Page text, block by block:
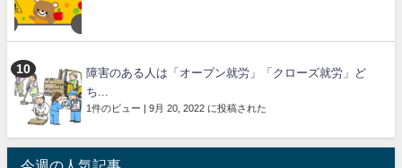
障害のある人は「オープン就労」「クローズ就労」ど
ち...
1件のビュー 9月 20, 2022 に投稿された